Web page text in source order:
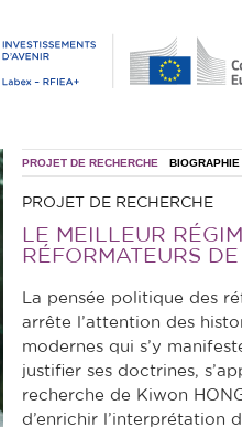
PROJET DE RECHERCHE BIOGRAPHIE
PROJET DE RECHERCHE
LE MEILLEUR
RÉFORMATEURS
La pensée politique des
arrête l’attention des
modernes qui s’y
justifier ses doctrines,
recherche de Kiwon
d’enrichir l’interprétation